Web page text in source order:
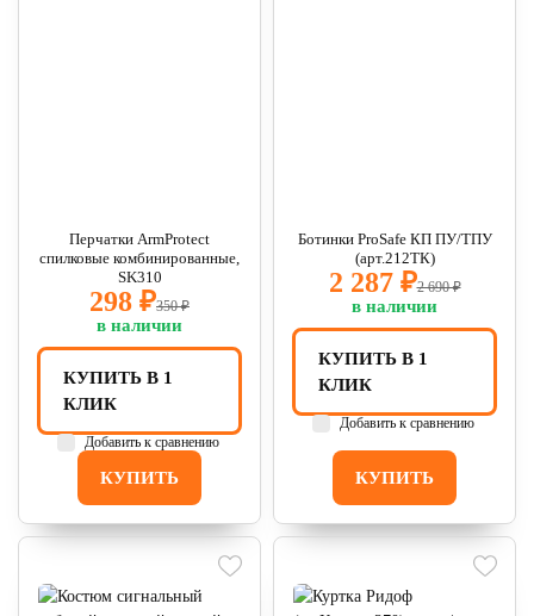
Перчатки ArmProtect
спилковые комбинированные,
SK310
298 ₽350 ₽
в наличии
КУПИТЬ
КУПИТЬ В 1
КЛИК
Добавить к сравнению
Ботинки ProSafe КП ПУ/ТПУ
(арт.212ТК)
2 287 ₽2 690 ₽
в наличии
КУПИТЬ
КУПИТЬ В 1
КЛИК
Добавить к сравнению